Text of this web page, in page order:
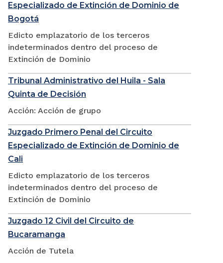
Especializado de Extinción de Dominio de
Bogotá
Edicto emplazatorio de los terceros
indeterminados dentro del proceso de
Extinción de Dominio
Tribunal Administrativo del Huila - Sala
Quinta de Decisión
Acción: Acción de grupo
Juzgado Primero Penal del Circuito
Especializado de Extinción de Dominio de
Cali
Edicto emplazatorio de los terceros
indeterminados dentro del proceso de
Extinción de Dominio
Juzgado 12 Civil del Circuito de
Bucaramanga
Acción de Tutela